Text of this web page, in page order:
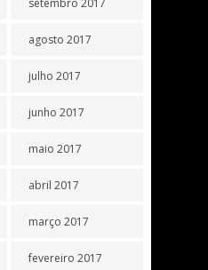
setembro 2017
agosto 2017
julho 2017
junho 2017
maio 2017
abril 2017
março 2017
fevereiro 2017